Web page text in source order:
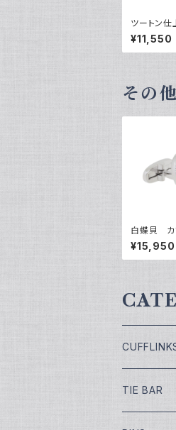
ツートン仕
＆鏡面）カ
VQC-0801
¥11,550
その
白蝶貝 カ
ス VQC-
¥15,950
￥7,700
TIE BAR